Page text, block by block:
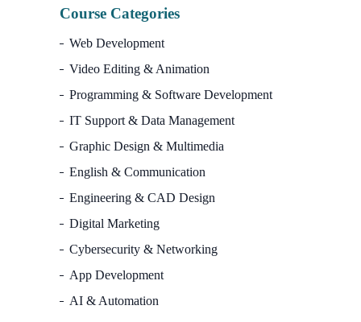
Course Categories
Web Development
Video Editing & Animation
Programming & Software Development
IT Support & Data Management
Graphic Design & Multimedia
English & Communication
Engineering & CAD Design
Digital Marketing
Cybersecurity & Networking
App Development
AI & Automation